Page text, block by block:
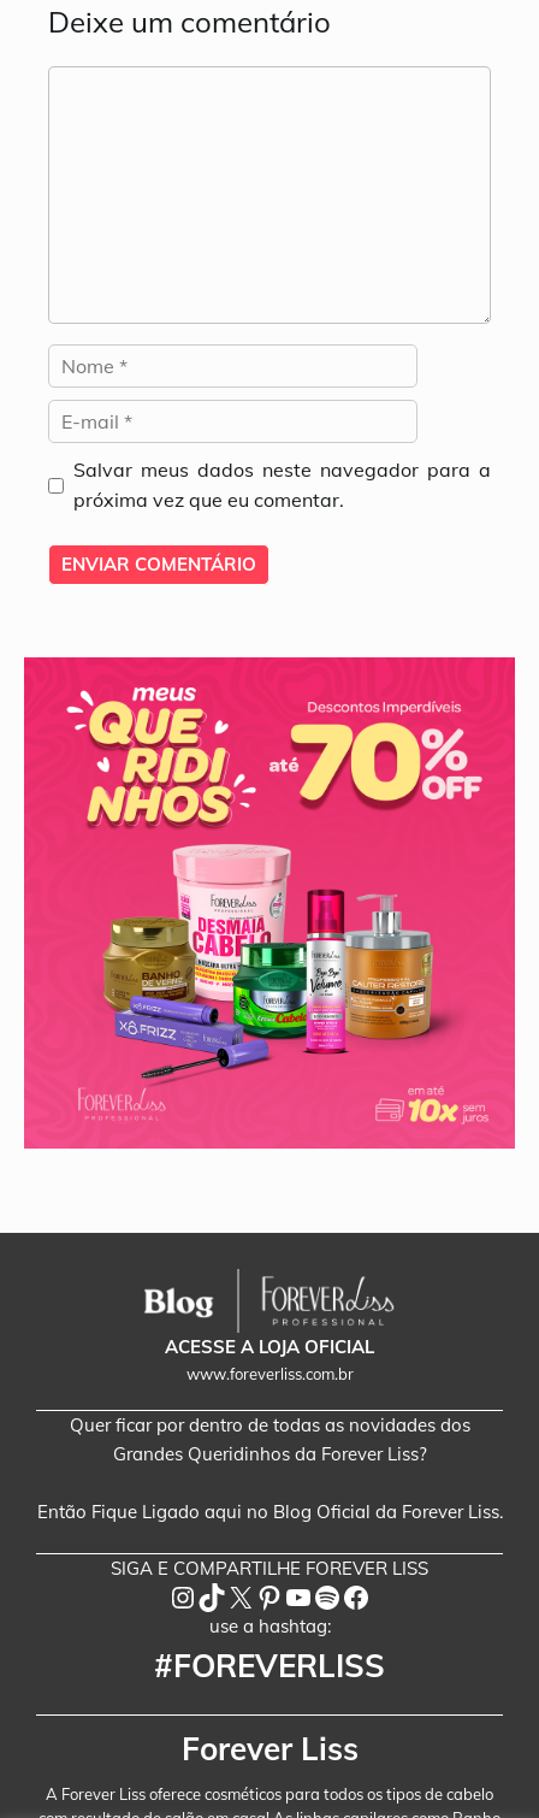
Deixe um comentário
Nome
E-
mail
Salvar meus dados neste navegador para a
próxima vez que eu comentar.
Site
ACESSE A LOJA OFICIAL
www.foreverliss.com.br
SIGA E COMPARTILHE FOREVER LISS
use a hashtag:
#FOREVERLISS
Instagram
TikTok
X Pinterest
Youtube
Spotify
Facebook
Quer ficar por dentro de todas as novidades dos
Grandes Queridinhos da Forever Liss?
Então Fique Ligado aqui no Blog Oficial da Forever Liss.
Forever Liss
A Forever Liss oferece cosméticos para todos os tipos de cabelo